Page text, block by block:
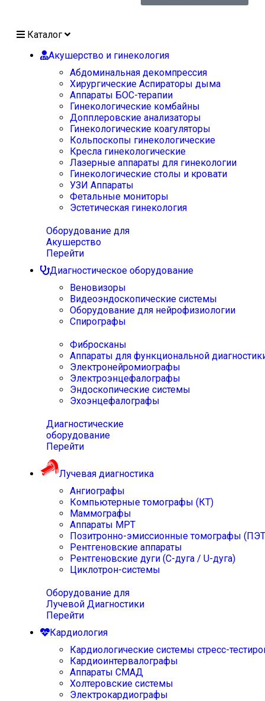
Каталог
Акушерство и гинекология
Абдоминальная декомпрессия
Хирургические Аспираторы дыма
Аппараты БОС-терапии
Гинекологические комбайны
Допплеровские анализаторы
Гинекологические коагуляторы
Кольпоскопы гинекологические
Кресла гинекологические
Лазерные аппараты для гинекологии
Гинекологические столы и кровати
УЗИ Аппараты
Фетальные мониторы
Эстетическая гинекология
Оборудование для
Акушерство
Перейти
Диагностическое оборудование
Веновизоры
Видеоэндоскопические системы
Оборудование для нейрофизиологии
Спирографы
Фибросканы
Аппараты для функциональной
Электронейромиографы
Электроэнцефалографы
Эндоскопические системы
Эхоэнцефалографы
Диагностические
оборудование
Перейти
Лучевая диагностика
Ангиографы
Компьютерные томографы (КТ)
Маммографы
Аппараты МРТ
Позитронно-эмиссионные томографы
Рентгеновские аппараты
Рентгеновские дуги (С-дуга / U-дуга)
Циклотрон-системы
Оборудование для
Лучевой Диагностики
Перейти
Кардиология
Кардиологические системы стресс-
Кардиоинтервалографы
Аппараты СМАД
Холтеровские системы
Электрокардиографы